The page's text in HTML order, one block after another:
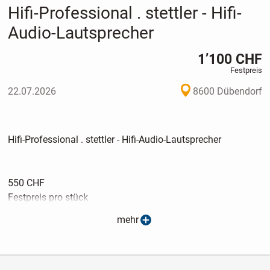
Hifi-Professional . stettler - Hifi-
Audio-Lautsprecher
1’100 CHF
Festpreis
22.07.2026 8600 Dübendorf
Hifi-Professional . stettler - Hifi-Audio-Lautsprecher
550 CHF
Festpreis pro stück
mehr